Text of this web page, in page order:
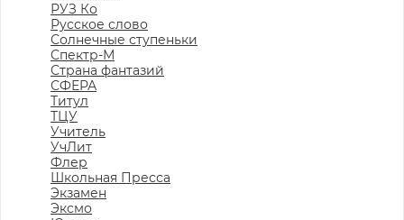
РУЗ Ко
Русское слово
Солнечные ступеньки
Спектр-М
Страна фантазий
СФЕРА
Титул
ТЦУ
Учитель
УчЛит
Флер
Школьная Пресса
Экзамен
Эксмо